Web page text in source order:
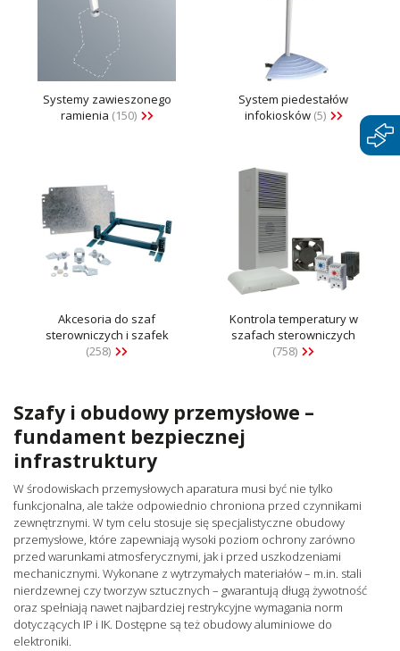
Systemy zawieszonego
ramienia (150)
System piedestałów
infokiosków (5)
Akcesoria do szaf
sterowniczych i szafek
(258)
Kontrola temperatury w
szafach sterowniczych
(758)
Szafy i obudowy przemysłowe –
fundament bezpiecznej
infrastruktury
W środowiskach przemysłowych aparatura musi być nie tylko
funkcjonalna, ale także odpowiednio chroniona przed czynnikami
zewnętrznymi. W tym celu stosuje się specjalistyczne obudowy
przemysłowe, które zapewniają wysoki poziom ochrony zarówno
przed warunkami atmosferycznymi, jak i przed uszkodzeniami
mechanicznymi. Wykonane z wytrzymałych materiałów – m.in. stali
nierdzewnej czy tworzyw sztucznych – gwarantują długą żywotność
oraz spełniają nawet najbardziej restrykcyjne wymagania norm
dotyczących IP i IK. Dostępne są też obudowy aluminiowe do
elektroniki.